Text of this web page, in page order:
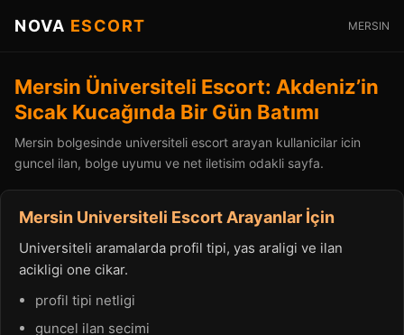
NOVA ESCORT MERSIN
Mersin Üniversiteli Escort: Akdeniz’in
Sıcak Kucağında Bir Gün Batımı
Mersin bolgesinde universiteli escort arayan kullanicilar icin
guncel ilan, bolge uyumu ve net iletisim odakli sayfa.
Mersin Universiteli Escort Arayanlar İçin
Universiteli aramalarda profil tipi, yas araligi ve ilan
acikligi one cikar.
profil tipi netligi
guncel ilan secimi